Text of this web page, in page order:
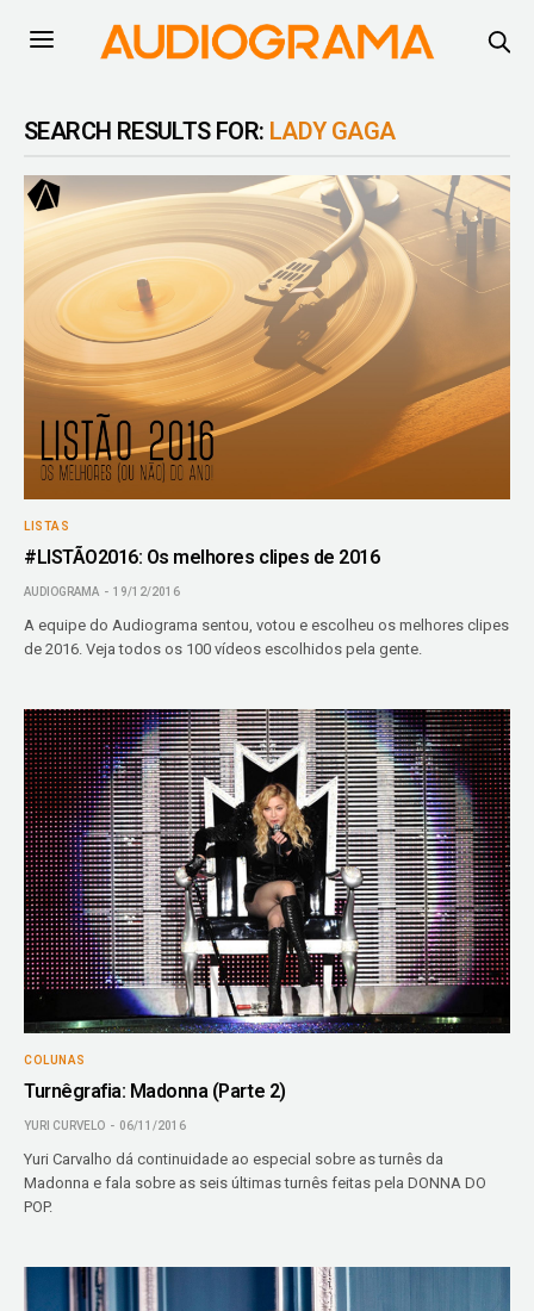
SEARCH RESULTS FOR: LADY GAGA
LISTAS
#LISTÃO2016: Os melhores clipes de 2016
AUDIOGRAMA 19/12/2016
A equipe do Audiograma sentou, votou e escolheu os melhores clipes
de 2016. Veja todos os 100 vídeos escolhidos pela gente.
COLUNAS
Turnêgrafia: Madonna (Parte 2)
YURI CURVELO 06/11/2016
Yuri Carvalho dá continuidade ao especial sobre as turnês da
Madonna e fala sobre as seis últimas turnês feitas pela DONNA DO
POP.